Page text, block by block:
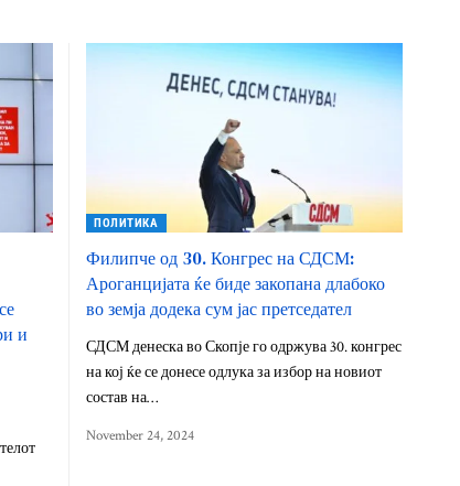
и
ПОЛИТИКА
Филипче од 30. Конгрес на СДСМ:
Ароганцијата ќе биде закопана длабоко
во земја додека сум јас претседател
СДСМ денеска во Скопје го одржува 30. конгрес
на кој ќе се донесе одлука за избор на новиот
состав на…
November 24, 2024